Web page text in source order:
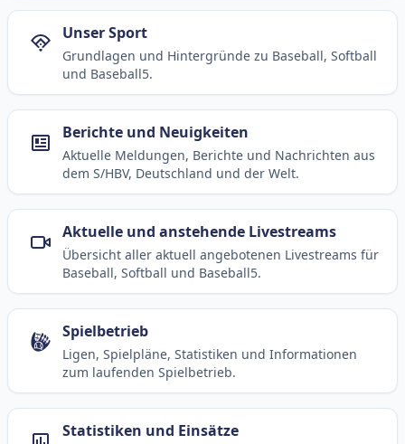
Unser Sport
Grundlagen und Hintergründe zu Baseball, Softball
und Baseball5.
Berichte und Neuigkeiten
Aktuelle Meldungen, Berichte und Nachrichten aus
dem S/HBV, Deutschland und der Welt.
Aktuelle und anstehende Livestreams
Übersicht aller aktuell angebotenen Livestreams für
Baseball, Softball und Baseball5.
Spielbetrieb
Ligen, Spielpläne, Statistiken und Informationen
zum laufenden Spielbetrieb.
Statistiken und Einsätze